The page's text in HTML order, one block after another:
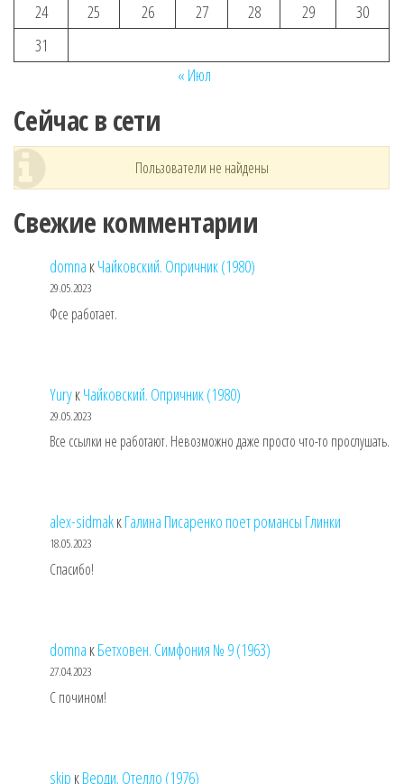
24
25 26 27 28 29
30
31
« Июл
Сейчас в сети
Пользователи не найдены
Свежие комментарии
domna кЧайковский. Опричник (1980)
29.05.2023
Фсе работает.
YuryкЧайковский. Опричник (1980)
29.05.2023
Все ссылки не работают. Невозможно даже просто что-то прослушать.
alex-sidmakкГалина Писаренко поет романсы Глинки
18.05.2023
Спасибо!
domna кБетховен. Симфония № 9 (1963)
27.04.2023
С почином!
skip кВерди. Отелло (1976)